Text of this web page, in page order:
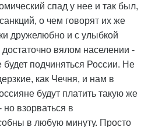
спад у нее и так был,
о чем говорят их же
дружелюбно и с улыбкой
вялом населении -
подчиняться России. Не
как Чечня, и нам в
будут платить такую же
взорваться в
в любую минуту. Просто